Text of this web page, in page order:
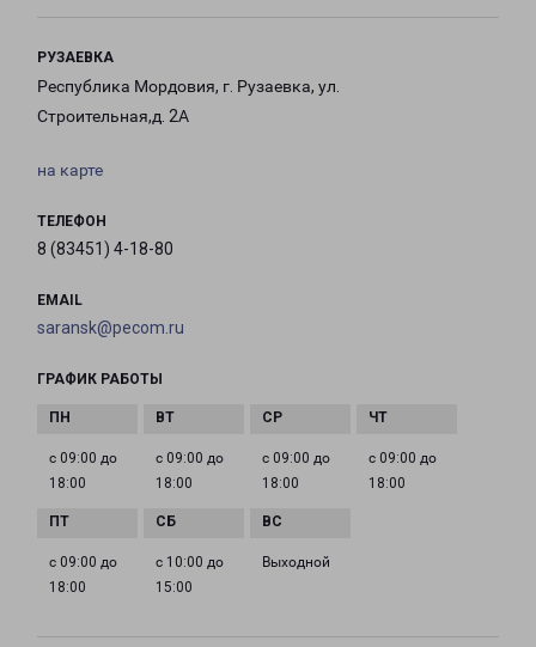
РУЗАЕВКА
Республика Мордовия, г. Рузаевка, ул.
Строительная,д. 2А
на карте
ТЕЛЕФОН
8 (83451) 4-18-80
EMAIL
saransk@pecom.ru
ГРАФИК РАБОТЫ
с 09:00 до
18:00
с 09:00 до
18:00
с 09:00 до
18:00
с 09:00 до
18:00
с 09:00 до
18:00
с 10:00 до
15:00
Выходной